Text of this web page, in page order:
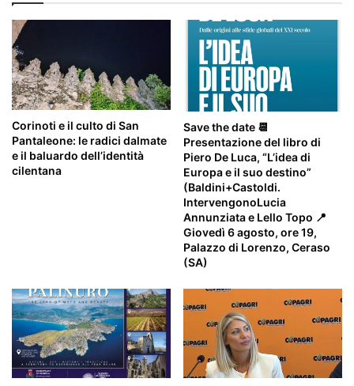
Corinoti e il culto di San
Pantaleone: le radici dalmate
e il baluardo dell’identità
cilentana
Save the date 📆
Presentazione del libro di
Piero De Luca, “L’idea di
Europa e il suo destino”
(Baldini+Castoldi.
IntervengonoLucia
Annunziata e Lello Topo 📍
Giovedì 6 agosto, ore 19,
Palazzo di Lorenzo, Ceraso
(SA)